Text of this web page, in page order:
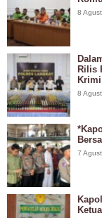
8
Rilis
8
7